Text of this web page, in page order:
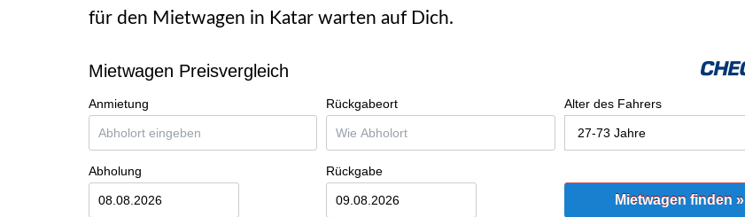
für den Mietwagen in Katar warten auf Dich.
Mietwagen Preisvergleich
Anmietung Rückgabeort Alter des Fahrers
Abholung Rückgabe
Mietwagen finden »